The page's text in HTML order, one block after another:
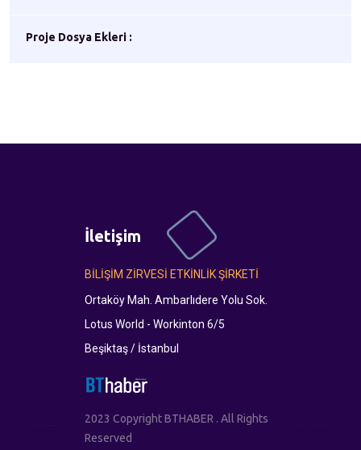
Proje Dosya Ekleri :
İletişim
BİLİŞİM ZİRVESİ ETKİNLİK ŞİRKETİ
Ortaköy Mah. Ambarlıdere Yolu Sok.
Lotus World - Workinton 6/5
Beşiktaş / İstanbul
2023 Copyright BTHABER . All Rights
Reserved